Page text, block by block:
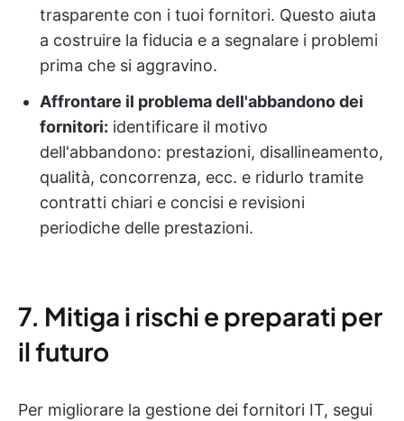
trasparente con i tuoi fornitori. Questo aiuta
a costruire la fiducia e a segnalare i problemi
prima che si aggravino.
Affrontare il problema dell'abbandono dei
fornitori: identificare il motivo
dell'abbandono: prestazioni, disallineamento,
qualità, concorrenza, ecc. e ridurlo tramite
contratti chiari e concisi e revisioni
periodiche delle prestazioni.
7. Mitiga i rischi e preparati per
il futuro
Per migliorare la gestione dei fornitori IT, segui